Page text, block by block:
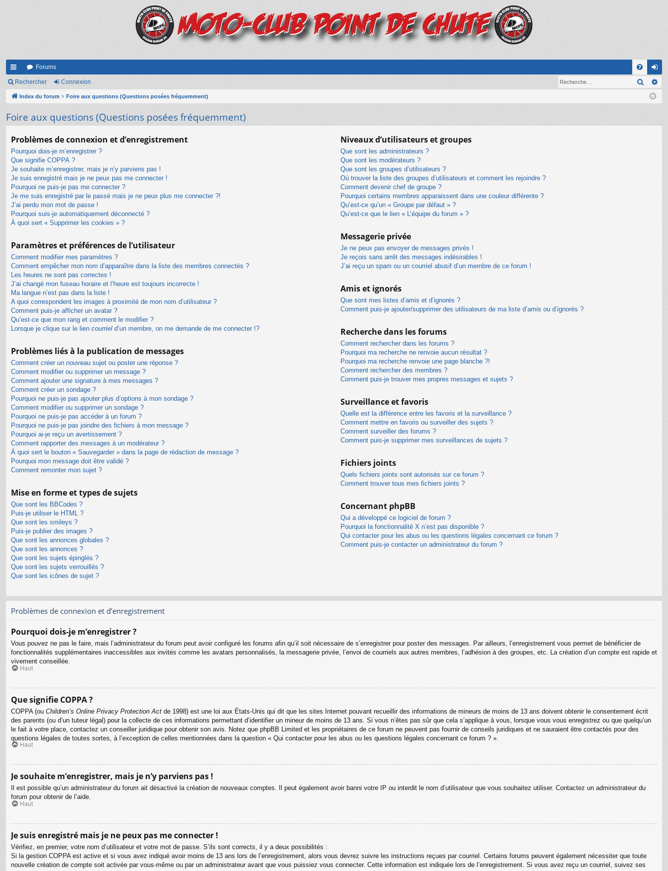
cc
ès
pi
de
Forums
FA on
ne
on
Rechercher Connexion
Index du forum Foire aux questions (Questions posées fréquemment)
Foire aux questions (Questions posées fréquemment)
Problèmes de connexion et d’enregistrement
Pourquoi dois-je m’enregistrer ?
Que signifie COPPA ?
Je souhaite m’enregistrer, mais je n’y parviens pas !
Je suis enregistré mais je ne peux pas me connecter !
Pourquoi ne puis-je pas me connecter ?
Je me suis enregistré par le passé mais je ne peux plus me connecter ?!
J’ai perdu mon mot de passe !
Pourquoi suis-je automatiquement déconnecté ?
À quoi sert « Supprimer les cookies » ?
Paramètres et préférences de l’utilisateur
Comment modifier mes paramètres ?
Comment empêcher mon nom d’apparaître dans la liste des membres connectés ?
Les heures ne sont pas correctes !
J’ai changé mon fuseau horaire et l’heure est toujours incorrecte !
Ma langue n’est pas dans la liste !
A quoi correspondent les images à proximité de mon nom d’utilisateur ?
Comment puis-je afficher un avatar ?
Qu’est-ce que mon rang et comment le modifier ?
Lorsque je clique sur le lien courriel d’un membre, on me demande de me connecter !?
Problèmes liés à la publication de messages
Comment créer un nouveau sujet ou poster une réponse ?
Comment modifier ou supprimer un message ?
Comment ajouter une signature à mes messages ?
Comment créer un sondage ?
Pourquoi ne puis-je pas ajouter plus d’options à mon sondage ?
Comment modifier ou supprimer un sondage ?
Pourquoi ne puis-je pas accéder à un forum ?
Pourquoi ne puis-je pas joindre des fichiers à mon message ?
Pourquoi ai-je reçu un avertissement ?
Comment rapporter des messages à un modérateur ?
À quoi sert le bouton « Sauvegarder » dans la page de rédaction de message ?
Pourquoi mon message doit être validé ?
Comment remonter mon sujet ?
Mise en forme et types de sujets
Que sont les BBCodes ?
Puis-je utiliser le HTML ?
Que sont les smileys ?
Puis-je publier des images ?
Que sont les annonces globales ?
Que sont les annonces ?
Que sont les sujets épinglés ?
Que sont les sujets verrouillés ?
Que sont les icônes de sujet ?
Niveaux d’utilisateurs et groupes
Que sont les administrateurs ?
Que sont les modérateurs ?
Que sont les groupes d’utilisateurs ?
Où trouver la liste des groupes d’utilisateurs et comment les rejoindre ?
Comment devenir chef de groupe ?
Pourquoi certains membres apparaissent dans une couleur différente ?
Qu’est-ce qu’un « Groupe par défaut » ?
Qu’est-ce que le lien « L’équipe du forum » ?
Messagerie privée
Je ne peux pas envoyer de messages privés !
Je reçois sans arrêt des messages indésirables !
J’ai reçu un spam ou un courriel abusif d’un membre de ce forum !
Amis et ignorés
Que sont mes listes d’amis et d’ignorés ?
Comment puis-je ajouter/supprimer des utilisateurs de ma liste d’amis ou d’ignorés ?
Recherche dans les forums
Comment rechercher dans les forums ?
Pourquoi ma recherche ne renvoie aucun résultat ?
Pourquoi ma recherche renvoie une page blanche ?!
Comment rechercher des membres ?
Comment puis-je trouver mes propres messages et sujets ?
Surveillance et favoris
Quelle est la différence entre les favoris et la surveillance ?
Comment mettre en favoris ou surveiller des sujets ?
Comment surveiller des forums ?
Comment puis-je supprimer mes surveillances de sujets ?
Fichiers joints
Quels fichiers joints sont autorisés sur ce forum ?
Comment trouver tous mes fichiers joints ?
Concernant phpBB
Qui a développé ce logiciel de forum ?
Pourquoi la fonctionnalité X n’est pas disponible ?
Qui contacter pour les abus ou les questions légales concernant ce forum ?
Comment puis-je contacter un administrateur du forum ?
Problèmes de connexion et d’enregistrement
Pourquoi dois-je m’enregistrer ?
Vous pouvez ne pas le faire, mais l’administrateur du forum peut avoir configuré les forums afin qu’il soit nécessaire de s’enregistrer pour poster des messages. Par ailleurs, l’enregistrement vous permet de bénéficier de
fonctionnalités supplémentaires inaccessibles aux invités comme les avatars personnalisés, la messagerie privée, l’envoi de courriels aux autres membres, l’adhésion à des groupes, etc. La création d’un compte est rapide et
vivement conseillée.
Haut
Que signifie COPPA ?
COPPA (ou Children’s Online Privacy Protection Act de 1998) est une loi aux États-Unis qui dit que les sites Internet pouvant recueillir des informations de mineurs de moins de 13 ans doivent obtenir le consentement écrit
des parents (ou d’un tuteur légal) pour la collecte de ces informations permettant d’identifier un mineur de moins de 13 ans. Si vous n’êtes pas sûr que cela s’applique à vous, lorsque vous vous enregistrez ou que quelqu’un
le fait à votre place, contactez un conseiller juridique pour obtenir son avis. Notez que phpBB Limited et les propriétaires de ce forum ne peuvent pas fournir de conseils juridiques et ne sauraient être contactés pour des
questions légales de toutes sortes, à l’exception de celles mentionnées dans la question « Qui contacter pour les abus ou les questions légales concernant ce forum ? ».
Haut
Je souhaite m’enregistrer, mais je n’y parviens pas !
Il est possible qu’un administrateur du forum ait désactivé la création de nouveaux comptes. Il peut également avoir banni votre IP ou interdit le nom d’utilisateur que vous souhaitez utiliser. Contactez un administrateur du
forum pour obtenir de l’aide.
Haut
Je suis enregistré mais je ne peux pas me connecter !
Vérifiez, en premier, votre nom d’utilisateur et votre mot de passe. S’ils sont corrects, il y a deux possibilités :
Si la gestion COPPA est active et si vous avez indiqué avoir moins de 13 ans lors de l’enregistrement, alors vous devrez suivre les instructions reçues par courriel. Certains forums peuvent également nécessiter que toute
nouvelle création de compte soit activée par vous-même ou par un administrateur avant que vous puissiez vous connecter. Cette information est indiquée lors de l’enregistrement. Si vous avez reçu un courriel, suivez ses